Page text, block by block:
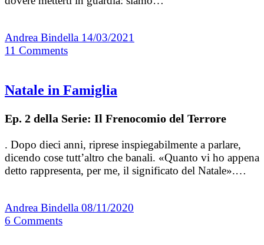
Andrea Bindella 14/03/2021
11 Comments
Natale in Famiglia
Ep. 2 della Serie: Il Frenocomio del Terrore
. Dopo dieci anni, riprese inspiegabilmente a parlare,
dicendo cose tutt’altro che banali. «Quanto vi ho appena
detto rappresenta, per me, il significato del Natale».…
Andrea Bindella 08/11/2020
6 Comments